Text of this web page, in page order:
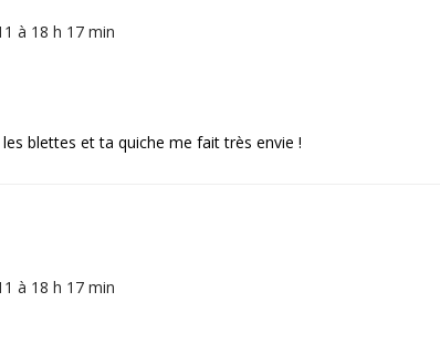
à 18 h 17 min
les blettes et ta quiche me fait très envie !
à 18 h 17 min